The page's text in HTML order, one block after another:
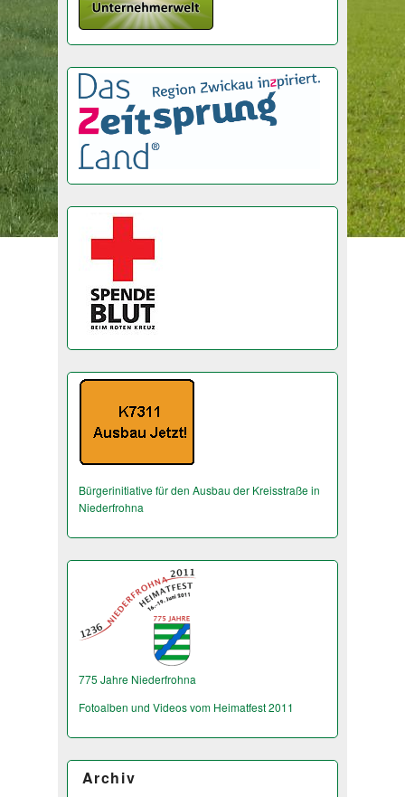
Bürgerinitiative für den Ausbau der Kreisstraße in
Niederfrohna
775 Jahre Niederfrohna
Fotoalben und Videos vom Heimatfest 2011
Archiv